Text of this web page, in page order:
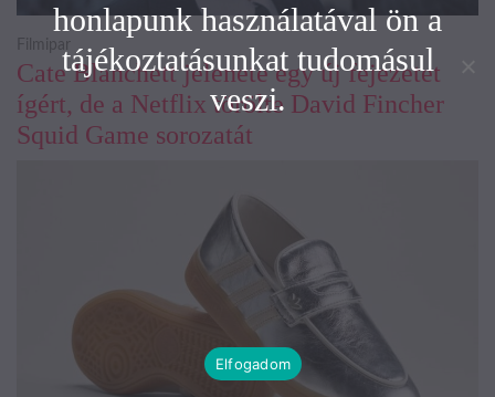
Cate Blanchett jelenete egy új fejezetet
ígért, de a Netflix törölte David Fincher
Squid Game sorozatát
Filmipar
honlapunk használatával ön a
tájékoztatásunkat tudomásul
veszi.
Elfogadom